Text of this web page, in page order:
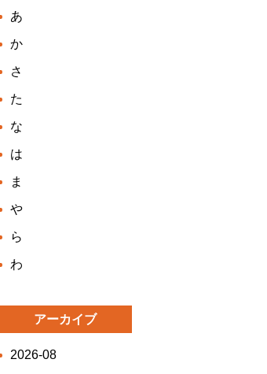
あ
か
さ
た
な
は
ま
や
ら
わ
アーカイブ
2026-08